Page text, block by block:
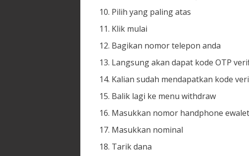
Pilih yang paling atas
Klik mulai
Bagikan nomor telepon anda
Langsung akan dapat kode OTP
Kalian sudah mendapatkan kode
Balik lagi ke menu withdraw
Masukkan nomor handphone ewalet
Masukkan nominal
Tarik dana